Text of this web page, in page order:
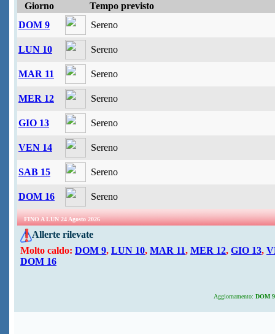
Giorno
Tempo previsto
DOM 9
Sereno
LUN 10 Sereno
MAR 11 Sereno
MER 12 Sereno
GIO 13 Sereno
VEN 14 Sereno
SAB 15 Sereno
DOM 16 Sereno
FINO A LUN 24 Agosto 2026
Allerte rilevate
Molto caldo: DOM 9, LUN 10, MAR 11, MER 12, GIO 13,
DOM 16
Aggiornamento: DOM